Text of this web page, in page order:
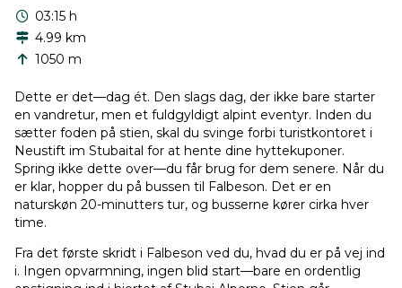
03:15 h
4.99 km
1050 m
Dette er det—dag ét. Den slags dag, der ikke bare starter
en vandretur, men et fuldgyldigt alpint eventyr. Inden du
sætter foden på stien, skal du svinge forbi turistkontoret i
Neustift im Stubaital for at hente dine hyttekuponer.
Spring ikke dette over—du får brug for dem senere. Når du
er klar, hopper du på bussen til Falbeson. Det er en
naturskøn 20-minutters tur, og busserne kører cirka hver
time.
Fra det første skridt i Falbeson ved du, hvad du er på vej ind
i. Ingen opvarmning, ingen blid start—bare en ordentlig